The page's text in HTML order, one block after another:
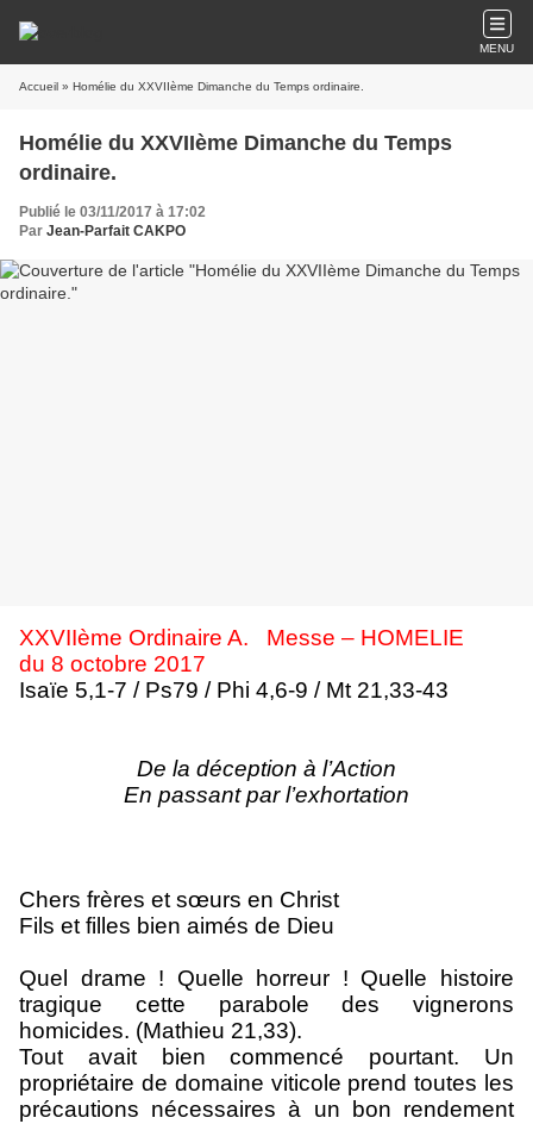
MENU
Accueil » Homélie du XXVIIème Dimanche du Temps ordinaire.
Homélie du XXVIIème Dimanche du Temps
ordinaire.
Publié le 03/11/2017 à 17:02
Par Jean-Parfait CAKPO
XXVIIème Ordinaire A. Messe – HOMELIE
du 8 octobre 2017
Isaïe 5,1-7 / Ps79 / Phi 4,6-9 / Mt 21,33-43
De la déception à l’Action
En passant par l’exhortation
Chers frères et sœurs en Christ
Fils et filles bien aimés de Dieu
Quel drame ! Quelle horreur ! Quelle histoire
tragique cette parabole des vignerons
homicides. (Mathieu 21,33).
Tout avait bien commencé pourtant. Un
propriétaire de domaine viticole prend toutes les
précautions nécessaires à un bon rendement